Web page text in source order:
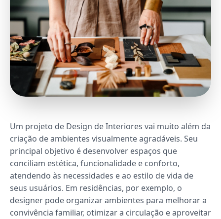
Um projeto de Design de Interiores vai muito além da
criação de ambientes visualmente agradáveis. Seu
principal objetivo é desenvolver espaços que
conciliam estética, funcionalidade e conforto,
atendendo às necessidades e ao estilo de vida de
seus usuários. Em residências, por exemplo, o
designer pode organizar ambientes para melhorar a
convivência familiar, otimizar a circulação e aproveitar